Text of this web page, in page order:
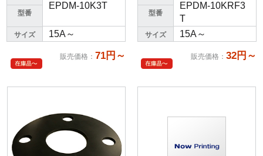
型番
EPDM-10K3T
サイズ 15A～
販売価格 ： 71円～
型番
EPDM-10KRF3
T
サイズ 15A～
販売価格 ： 32円～